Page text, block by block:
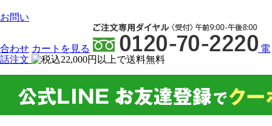
お問い
合わせ カート を見る
電
話注文